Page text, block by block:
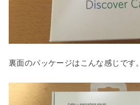
裏面のパッケージはこんな感じです。